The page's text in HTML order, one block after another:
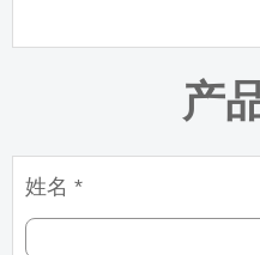
产
姓名 *